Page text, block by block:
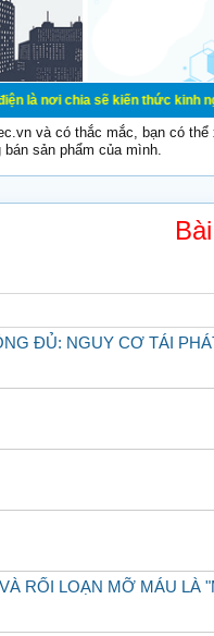
sẽ kiến thức kinh nghiệm
và có thắc mắc, bạn có
bán sản phẩm của mình.
ĐỦ: NGUY CƠ TÁI
RỐI LOẠN MỠ MÁU LÀ